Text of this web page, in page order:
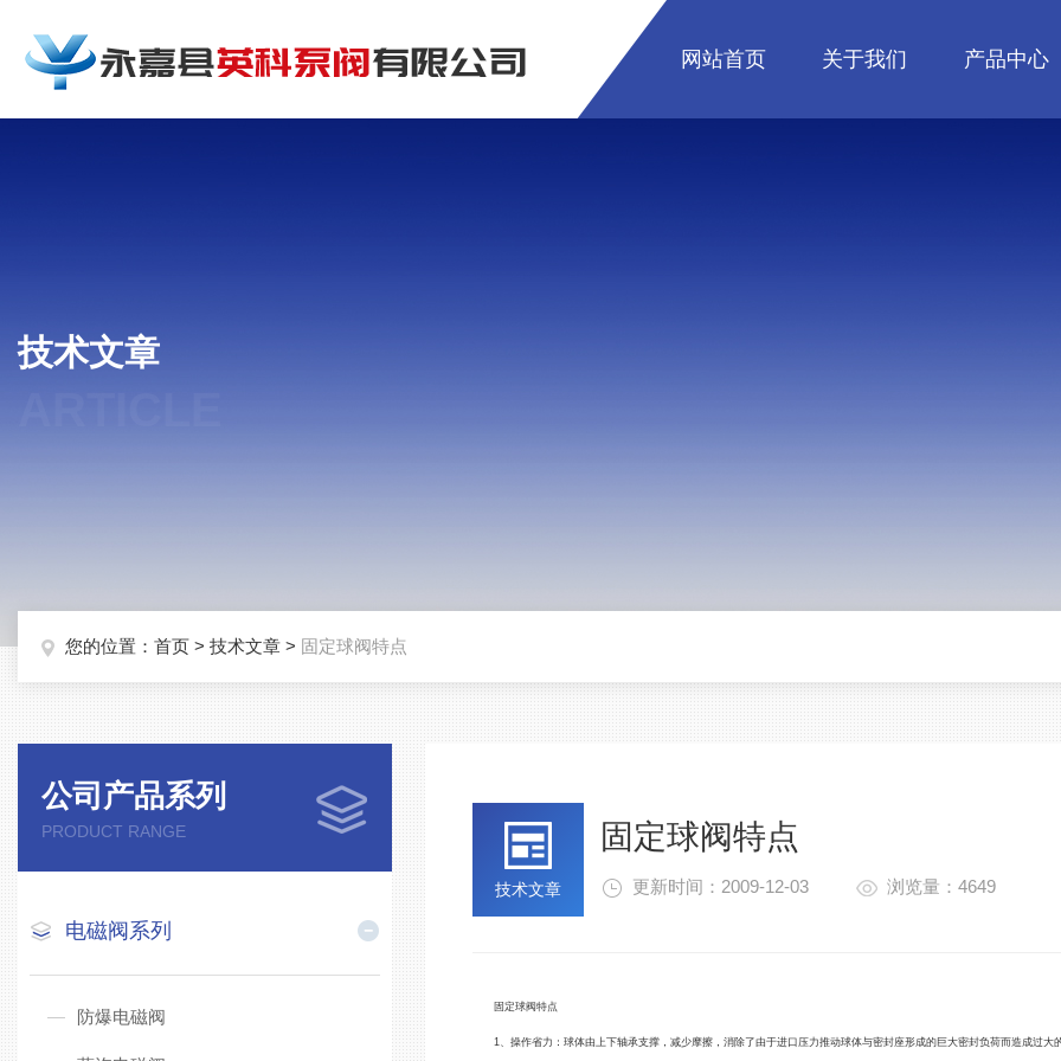
网站首页 关于我们 产品中心
技术文章
您的位置： 首页 > 技术文章 > 固定球阀特点
公司产品系列
PRODUCT RANGE
电磁阀系列
防爆电磁阀
技术文章
固定球阀特点
更新时间：2009-12-03 浏览量：4649
固定球阀特点
1、操作省力：球体由上下轴承支撑，减少摩擦，消除了由于进口压力推动球体与密封座形成的巨大密封负荷而造成过大